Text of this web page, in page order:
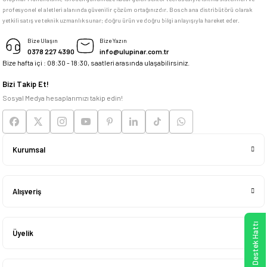
memnun kaldım
Deneyimini Paylaş
profesyonel el aletleri alanında güvenilir çözüm ortağınızdır. Bosch ana distribütörü olarak
yetkili satış ve teknik uzmanlık sunar; doğru ürün ve doğru bilgi anlayışıyla hareket eder.
Bize Ulaşın
0378 227 4390
Bize Yazın
info@ulupinar.com.tr
Bize hafta içi : 08:30 - 18:30, saatleri arasında ulaşabilirsiniz.
Bizi Takip Et!
Sosyal Medya hesaplarımızı takip edin!
Kurumsal
Alışveriş
Üyelik